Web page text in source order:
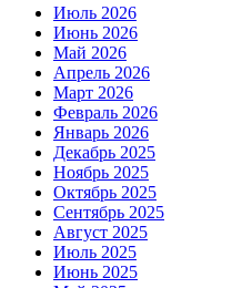
Июль 2026
Июнь 2026
Май 2026
Апрель 2026
Март 2026
Февраль 2026
Январь 2026
Декабрь 2025
Ноябрь 2025
Октябрь 2025
Сентябрь 2025
Август 2025
Июль 2025
Июнь 2025